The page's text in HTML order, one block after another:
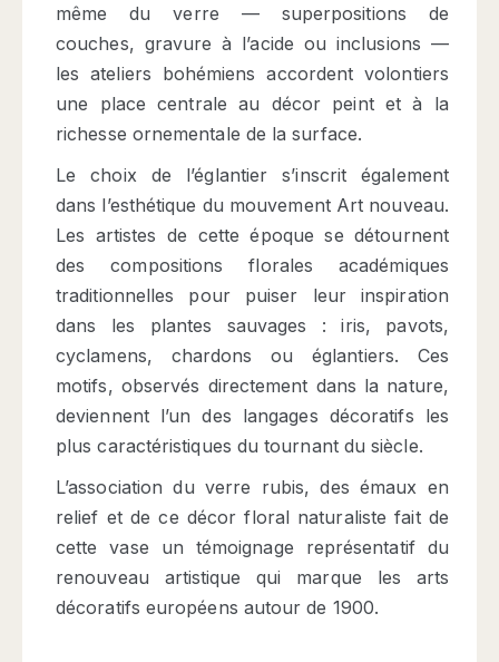
même du verre — superpositions de
couches, gravure à l’acide ou inclusions —
les ateliers bohémiens accordent volontiers
une place centrale au décor peint et à la
richesse ornementale de la surface.
Le choix de l’églantier s’inscrit également
dans l’esthétique du mouvement Art nouveau.
Les artistes de cette époque se détournent
des compositions florales académiques
traditionnelles pour puiser leur inspiration
dans les plantes sauvages : iris, pavots,
cyclamens, chardons ou églantiers. Ces
motifs, observés directement dans la nature,
deviennent l’un des langages décoratifs les
plus caractéristiques du tournant du siècle.
L’association du verre rubis, des émaux en
relief et de ce décor floral naturaliste fait de
cette vase un témoignage représentatif du
renouveau artistique qui marque les arts
décoratifs européens autour de 1900.